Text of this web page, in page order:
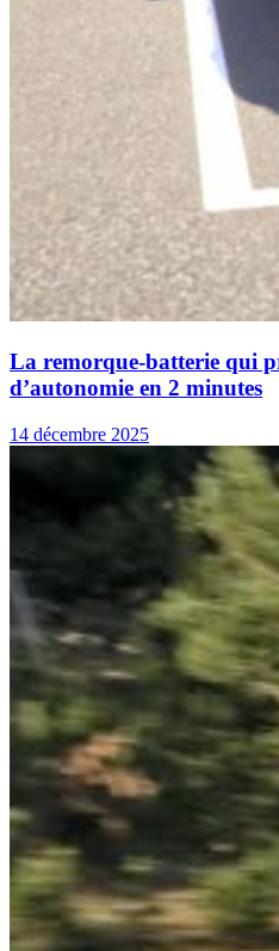
La remorque-batterie qui
d’autonomie en 2 minutes
14 décembre 2025